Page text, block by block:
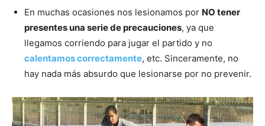
En muchas ocasiones nos lesionamos por NO tener
presentes una serie de precauciones, ya que
llegamos corriendo para jugar el partido y no
calentamos correctamente, etc. Sinceramente, no
hay nada más absurdo que lesionarse por no prevenir.